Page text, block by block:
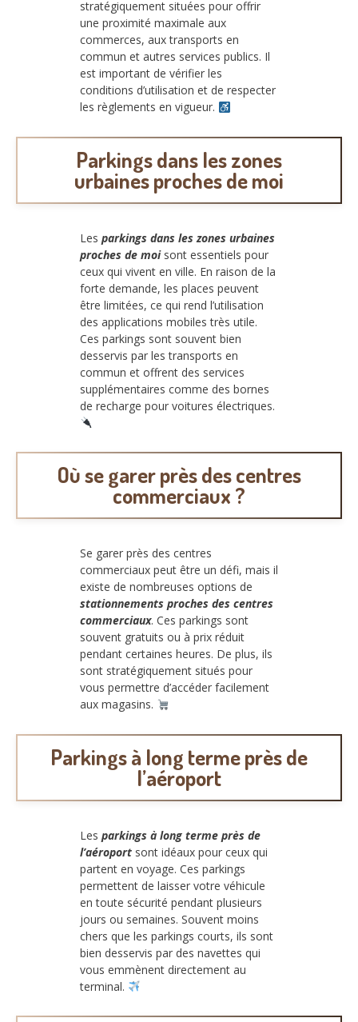
stratégiquement situées pour offrir
une proximité maximale aux
commerces, aux transports en
commun et autres services publics. Il
est important de vérifier les
conditions d’utilisation et de respecter
les règlements en vigueur.
Parkings dans les zones
urbaines proches de moi
Les parkings dans les zones urbaines
proches de moisont essentiels pour
ceux qui vivent en ville. En raison de la
forte demande, les places peuvent
être limitées, ce qui rend l’utilisation
des applications mobiles très utile.
Ces parkings sont souvent bien
desservis par les transports en
commun et offrent des services
supplémentaires comme des bornes
de recharge pour voitures électriques.
Où se garer près des centres
commerciaux ?
Se garer près des centres
commerciaux peut être un défi, mais il
existe de nombreuses options de
stationnements proches des centres
commerciaux. Ces parkings sont
souvent gratuits ou à prix réduit
pendant certaines heures. De plus, ils
sont stratégiquement situés pour
vous permettre d’accéder facilement
aux magasins.
Parkings à long terme près de
l’aéroport
Les parkings à long terme près de
l’aéroport sont idéaux pour ceux qui
partent en voyage. Ces parkings
permettent de laisser votre véhicule
en toute sécurité pendant plusieurs
jours ou semaines. Souvent moins
chers que les parkings courts, ils sont
bien desservis par des navettes qui
vous emmènent directement au
terminal.